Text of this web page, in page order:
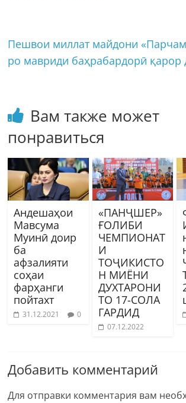
Пешвои миллат майдони
ро мавриди баҳрабардорӣ қарор
Вам также может
понравиться
Андешаҳои
Мавсума
Муинӣ доир
ба
афзалияти
соҳаи
фарҳанги
пойтахт
31.12.2021 0
«ПАНҶШЕР»
ҒОЛИБИ
ЧЕМПИОНАТ
И
ТОҶИКИСТО
Н МИЁНИ
ДУХТАРОНИ
ТО 17-СОЛА
ГАРДИД
07.12.2022
Добавить комментарий
Для отправки комментария вам